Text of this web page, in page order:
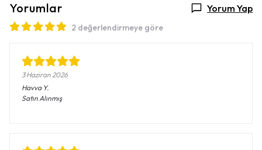
Yorumlar Yorum Yap
2 değerlendirmeye göre
3 Haziran 2026
Havva Y.
Satın Alınmış